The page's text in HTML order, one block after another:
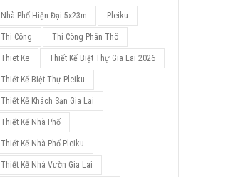
Nhà Phố Hiện Đại 5x23m Pleiku
Thi Công Thi Công Phân Thô
Thiet Ke Thiết Kế Biệt Thự Gia Lai 2026
Thiết Kế Biệt Thự Pleiku
Thiết Kế Khách Sạn Gia Lai
Thiết Kế Nhà Phố
Thiết Kế Nhà Phố Pleiku
Thiết Kế Nhà Vườn Gia Lai